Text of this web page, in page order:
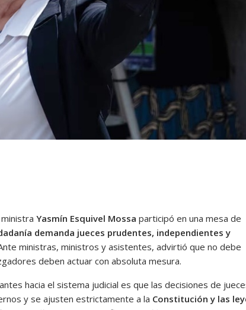
Yasmín Esquivel Mossa participó en una mesa de
demanda jueces prudentes, independientes y
ministras, ministros y asistentes, advirtió que no debe
deben actuar con absoluta mesura.
hacia el sistema judicial es que las decisiones de
y se ajusten estrictamente a la Constitución y las